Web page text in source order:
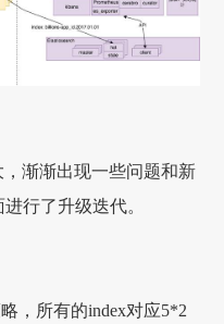
渐渐出现一些问题和新
行了升级迭代。
，所有的index对应5*2